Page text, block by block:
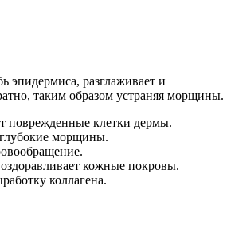
эпидермиса, разглаживает и
таким образом устраняя морщины.
поврежденные клетки дермы.
морщины.
кожные покровы.
коллагена.